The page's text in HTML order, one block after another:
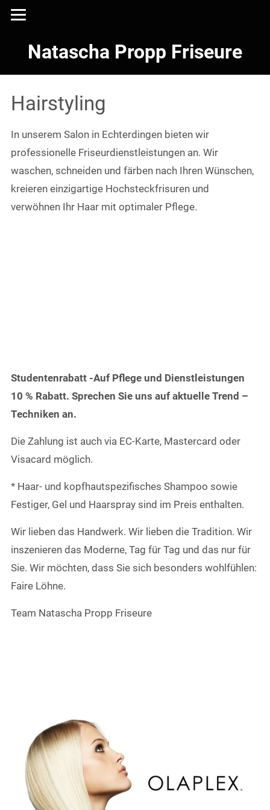
Natascha Propp Friseure
Hairstyling
In unserem Salon in Echterdingen bieten wir
professionelle Friseurdienstleistungen an. Wir
waschen, schneiden und färben nach Ihren Wünschen,
kreieren einzigartige Hochsteckfrisuren und
verwöhnen Ihr Haar mit optimaler Pflege.
Studentenrabatt -Auf Pflege und Dienstleistungen
10 % Rabatt. Sprechen Sie uns auf aktuelle Trend –
Techniken an.
Die Zahlung ist auch via EC-Karte, Mastercard oder
Visacard möglich.
* Haar- und kopfhautspezifisches Shampoo sowie
Festiger, Gel und Haarspray sind im Preis enthalten.
Wir lieben das Handwerk. Wir lieben die Tradition. Wir
inszenieren das Moderne, Tag für Tag und das nur für
Sie. Wir möchten, dass Sie sich besonders wohlfühlen:
Faire Löhne.
Team Natascha Propp Friseure